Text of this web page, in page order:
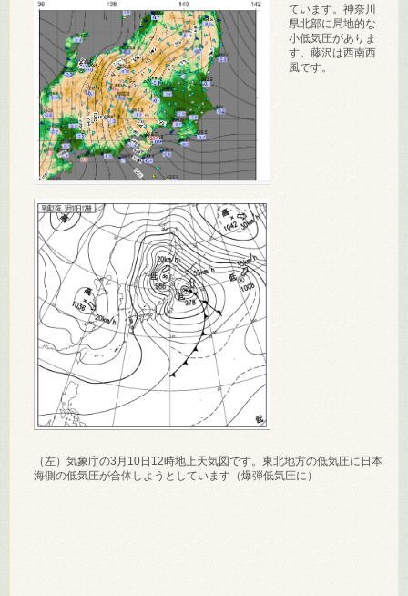
ています。神奈川
県北部に局地的な
小低気圧がありま
す。藤沢は西南西
風です。
（左）気象庁の3月10日12時地上天気図です。東北地方の低気圧に日本
海側の低気圧が合体しようとしています（爆弾低気圧に）